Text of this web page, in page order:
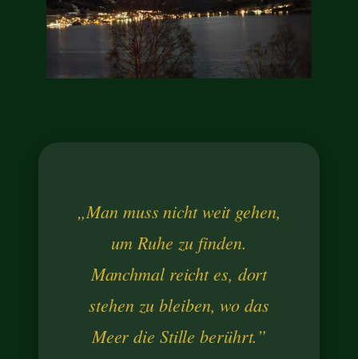
„Man muss nicht weit gehen,
um Ruhe zu finden.
Manchmal reicht es, dort
stehen zu bleiben, wo das
Meer die Stille berührt.”